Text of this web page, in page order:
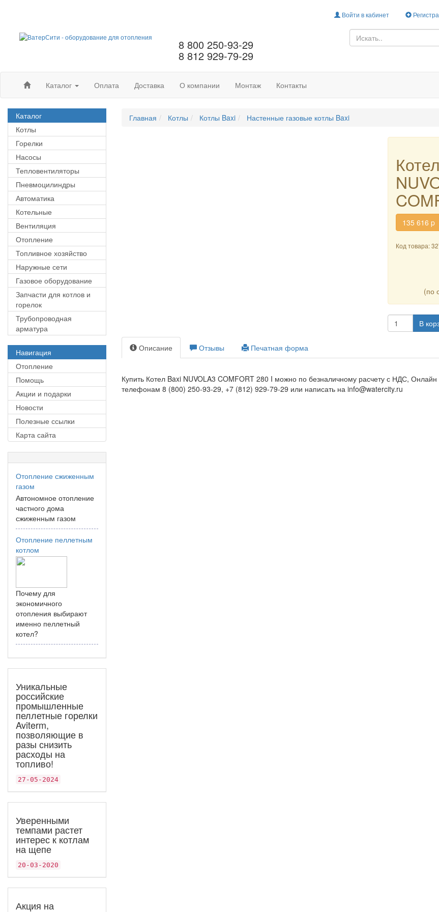
Войти в кабинет
8 800 250-93-29
8 812 929-79-29
Каталог Оплата Доставка О компании Монтаж Контакты
Каталог
Котлы
Горелки
Насосы
Тепловентиляторы
Пневмоцилиндры
Автоматика
Котельные
Вентиляция
Отопление
Топливное хозяйство
Наружные сети
Газовое оборудование
Запчасти для котлов и
горелок
Трубопроводная
арматура
Навигация
Отопление
Помощь
Акции и подарки
Новости
Полезные ссылки
Карта сайта
Отопление сжиженным
газом
Автономное отопление
частного дома
сжиженным газом
Отопление пеллетным
котлом
Почему для
экономичного
отопления выбирают
именно пеллетный
котел?
Уникальные
российские
промышленные
пеллетные горелки
Aviterm,
позволяющие в
разы снизить
расходы на
топливо!
27-05-2024
Уверенными
темпами растет
интерес к котлам
на щепе
20-03-2020
Акция на
Главная Котлы Котлы Baxi Настенные газовые котлы Baxi
135 616 p
Код товара:
(по
В
Описание Отзывы Печатная форма
Купить Котел Baxi NUVOLA3 COMFORT 280 I можно по безналичному расчету с НДС, Онлайн
телефонам 8 (800) 250-93-29, +7 (812) 929-79-29 или написать на info@watercity.ru